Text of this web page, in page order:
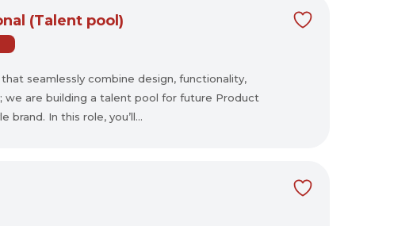
(Talent pool)
seamlessly combine design, functionality,
we are building a talent pool for future Product
In this role, you’ll...